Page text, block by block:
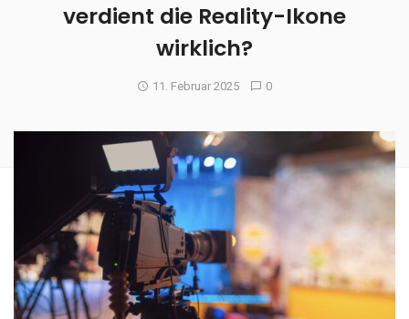
verdient die Reality-Ikone
wirklich?
11. Februar 2025 0